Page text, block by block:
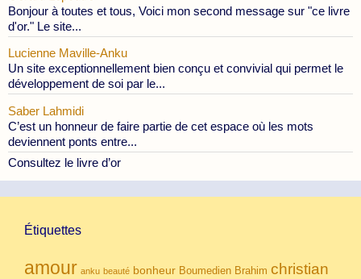
Bonjour à toutes et tous, Voici mon second message sur "ce livre
d'or." Le site...
Lucienne Maville-Anku
Un site exceptionnellement bien conçu et convivial qui permet le
développement de soi par le...
Saber Lahmidi
C’est un honneur de faire partie de cet espace où les mots
deviennent ponts entre...
Consultez le livre d’or
Étiquettes
amour anku beauté bonheur Boumedien Brahim christian